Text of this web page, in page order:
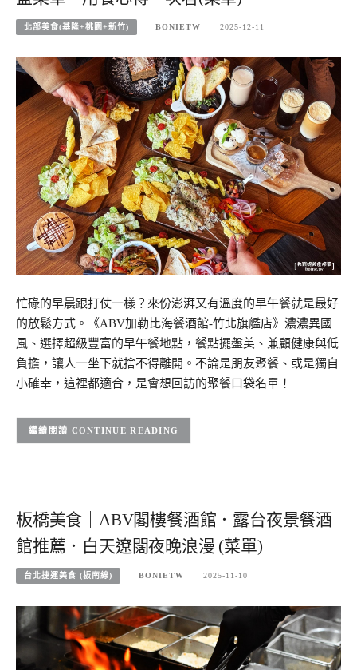
北部美食(基隆+桃園+新竹) BONIETW 2025-12-11
忙碌的早晨跟打仗一樣？來份澎湃又有溫度的早午餐就是最好
的放鬆方式。《ABV加勒比海餐酒館-竹北旗艦店》濃濃異國
風、選擇超級豐富的早午餐地點，餐點擺盤美、兼顧健康與低
負擔，讓人一坐下就捨不得離開。不論是朋友聚餐、或是獨自
小確幸，這裡都適合，是會想回訪的聚餐口袋名單！
CONTINUE READING
板橋美食｜ABV閣樓餐酒館．露台夜景餐酒
館推薦．白天遼闊夜晚浪漫 (菜單)
台北捷運美食 (板南線) BONIETW 2025-11-10